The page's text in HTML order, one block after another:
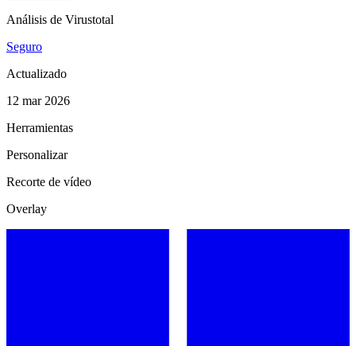
Análisis de Virustotal
Seguro
Actualizado
12 mar 2026
Herramientas
Personalizar
Recorte de vídeo
Overlay